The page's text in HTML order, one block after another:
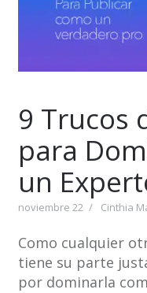
9 Trucos
para
un
noviembre 22 Cinthia
Como cualquier
tiene su parte
por dominarla